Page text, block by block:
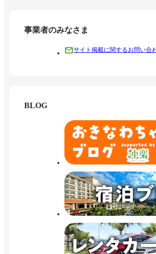
事業者のみなさま
サイト掲載に関するお問い合
BLOG